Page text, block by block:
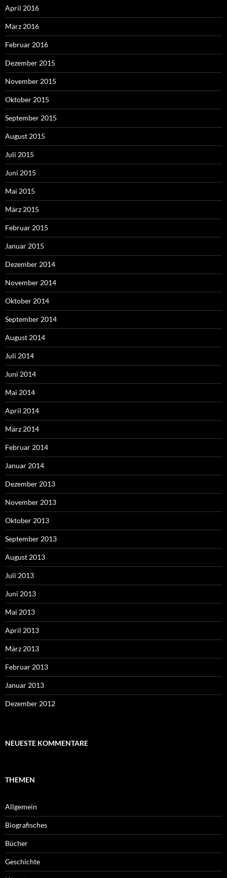
April 2016
März 2016
Februar 2016
Dezember 2015
November 2015
Oktober 2015
September 2015
August 2015
Juli 2015
Juni 2015
Mai 2015
März 2015
Februar 2015
Januar 2015
Dezember 2014
November 2014
Oktober 2014
September 2014
August 2014
Juli 2014
Juni 2014
Mai 2014
April 2014
März 2014
Februar 2014
Januar 2014
Dezember 2013
November 2013
Oktober 2013
September 2013
August 2013
Juli 2013
Juni 2013
Mai 2013
April 2013
März 2013
Februar 2013
Januar 2013
Dezember 2012
NEUESTE KOMMENTARE
THEMEN
Allgemein
Biografisches
Bücher
Geschichte